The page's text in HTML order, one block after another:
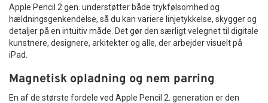
Apple Pencil 2 gen. understøtter både trykfølsomhed og
hældningsgenkendelse, så du kan variere linjetykkelse, skygger og
detaljer på en intuitiv måde. Det gør den særligt velegnet til digitale
kunstnere, designere, arkitekter og alle, der arbejder visuelt på
iPad.
Magnetisk opladning og nem parring
En af de største fordele ved Apple Pencil 2. generation er den